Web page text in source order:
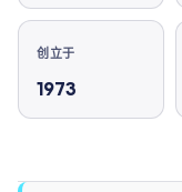
创立于
1973